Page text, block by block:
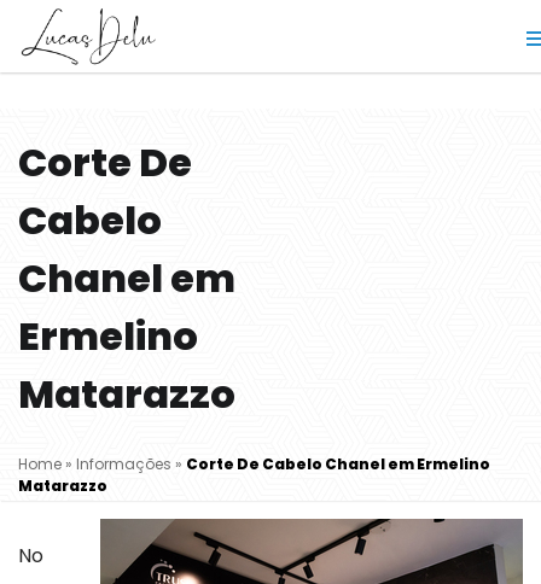
Corte De
Cabelo
Chanel em
Ermelino
Matarazzo
Home » Informações » Corte De Cabelo Chanel em Ermelino
Matarazzo
No